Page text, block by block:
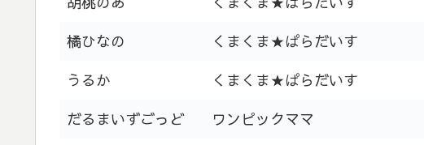
橘ひなの
くまくま★ぱらだいす
うるか
くまくま★ぱらだいす
だるまいずごっど
ワンピックママ